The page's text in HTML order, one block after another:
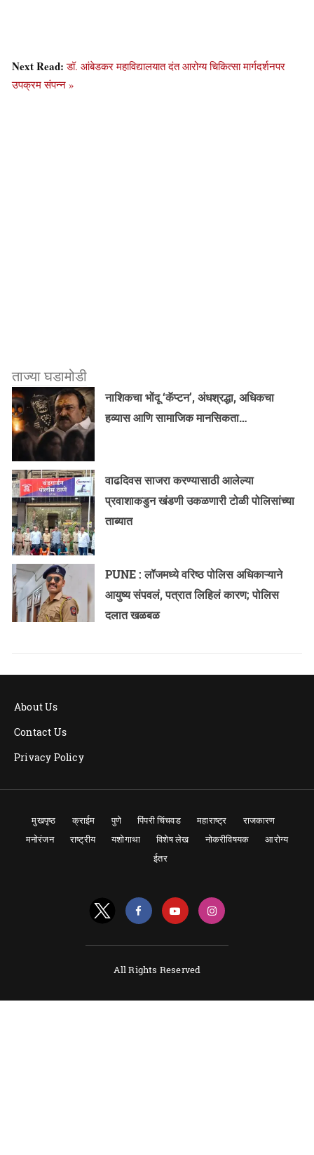
Next Read:डॉ. आंबेडकर महाविद्यालयात दंत आरोग्य चिकित्सा मार्गदर्शनपर
उपक्रम संपन्न »
ताज्या घडामोडी
नाशिकचा भोंदू ‘कॅप्टन’, अंधश्रद्धा, अधिकचा
हव्यास आणि सामाजिक मानसिकता…
वाढदिवस साजरा करण्यासाठी आलेल्या
प्रवाशाकडुन खंडणी उकळणारी टोळी पोलिसांच्या
ताब्यात
PUNE : लॉजमध्ये वरिष्ठ पोलिस अधिकाऱ्याने
आयुष्य संपवलं, पत्रात लिहिलं कारण; पोलिस
दलात खळबळ
About Us
Contact Us
Privacy Policy
मुखपृष्ठ क्राईम पुणे पिंपरी चिंचवड महाराष्ट्र
राजकारण
मनोरंजन
राष्ट्रीय यशोगाथा विशेष लेख नोकरीविषयक
आरोग्य
ईतर
All Rights Reserved